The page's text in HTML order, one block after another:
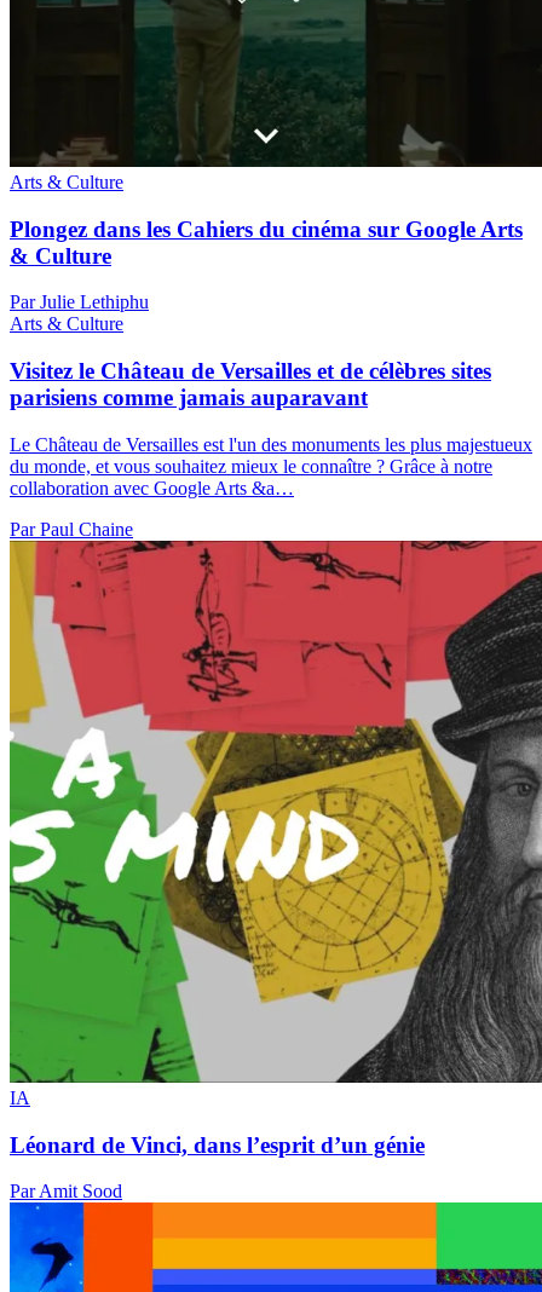
Arts & Culture
Plongez dans les Cahiers du cinéma sur Google Arts
& Culture
Par Julie Lethiphu
Arts & Culture
Visitez le Château de Versailles et de célèbres sites
parisiens comme jamais auparavant
Le Château de Versailles est l'un des monuments les plus majestueux
du monde, et vous souhaitez mieux le connaître ? Grâce à notre
collaboration avec Google Arts &a…
Par Paul Chaine
IA
Léonard de Vinci, dans l’esprit d’un génie
Par Amit Sood